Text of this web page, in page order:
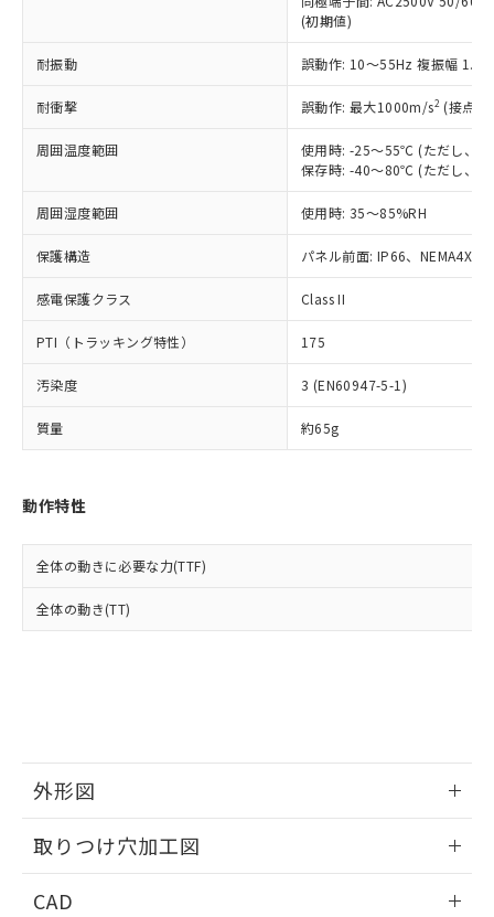
(初期値)
耐振動 誤動作: 10～55Hz 複振幅
耐衝撃 誤動作: 最大1000m/s2 (接点
周囲温度範囲
使用時: -25～55℃ (ただし、氷
保存時: -40～80℃ (ただし、氷
周囲湿度範囲 使用時: 35～85%RH
保護構造 パネル前面: IP66、NEMA4X,
感電保護クラス Class II
PTI（トラッキング特性） 175
汚染度 3 (EN60947-5-1)
質量 約65g
動作特性
全体の動きに必要な力(TTF)
全体の動き(TT)
外形図
取りつけ穴加工図
CAD
在庫状況および標準価格照会結果は、
記載している更新日時点での社内デー
タに基づき作成されるものであり、閲
覧された時点での実際の在庫および標
準価格とは異なる場合があることをご
正式な納期状況および標準価格はお客
様のお取引先、またはお客様担当のオ
ムロン制御機器販売店・当社販売員に
オムロン制御機器販売店や当社販売拠
販売ネットワーク
」をご確認
在庫状況および標準価格結果を当社の
事前の承諾なく第三者に漏洩または開
示しないようお願いします。
マイパーツ機能（部品リスト作成サー
ビス）をご利用いただくには、I-Web
メンバーズにご登録されている必要が
あります。
品・サービスに関するお客様との取
引・商談に必要な範囲で利用すること
※当社の共同利用者とは、
の共同利用に関して"
の「1.共同利
鉛(Pb) 1000ppm以下、 水銀(Hg) 1000ppm以下、 カド
類(PBB) 1000ppm以下、ポリ臭化ジフェニルエーテル類
(PBDE) 1000ppm以下、フタル酸ビス(2-エチルヘキシ
ル) (DEHP)(別名：DOP) 1000ppm以下、フタル酸ブチ
ルベンジル（BBP） 1000ppm以下、フタル酸ジブチル
（DBP） 1000ppm以下、フタル酸ジイソブチル
但し、RoHS指令で産業用監視および制御機器に対する
図的な使用がないことを確認しています。
部品在庫の切り替え状況などにより、予定
月が前後することがあります。
とができます。
EU RoHS指令（10物質）の非含有証明書
51物質の非含有証明書（当社基準）
荷製品に未対応品が混在することから備考
欄に対応日を記載しておりました。
既に当社にて対応品への在庫切替を完了
していることから、特段のことがない限
り、2022年1月12日より割愛しておりま
*中国RoHS10物質の基準値 (GB/T26572)：
Pb(鉛) :1000ppm、 Hg(水銀) : 1000ppm、 Cd(カドミウ
Cr(Ⅵ)(六価クロム) : 1000ppm、 PBBs(ポリ臭化ビフェ
ニル類) : 1000ppm、 PBDEs(ポリ臭化ジフェニルエーテ
ル類) : 1000ppm、
DBP(フタル酸ジブチル) : 1000ppm、 DIBP(フタル酸ジ
イソブチル) : 1000ppm、 BBP(フタル酸ブチルベンジ
DEHP(フタル酸ビス(2-エチルヘキシル)) : 1000ppm
「ｅ」：有害物質（10物質）のすべてが基
準値以下であることを示します。
「10」：通常の使用状況下において有害物
質が外部に漏えいし、環境に深刻な影響を
及ぼさない年数を意味します。
「－」：未確認です。当社販売部門へお問
（以下｢規制貨物等」という）を輸出
または国外への提供する場合は、日本
国政府の輸出許可(または役務取引許
可)を取得するなどの必要な手続きを
当社は規制貨物を破棄する場合は、完
全に破砕するなど、違法に輸出されな
いよう必要な手段を講じます。
当社は貴社製品を、核兵器、ミサイ
ル、化学兵器、生物兵器またはその他
武器並びにこれらの製造装置等に一切
当社は、貴社製品を第三者に販売する
場合は、上記1、2および3の内容を当
該第三者に通知します。また当社は、
販売先および販売に係わる関係者が違
法に輸出するおそれがある場合は、取
り引きをいたしません。
合意する
一定数以上の在庫あり
一定数には満たないが在庫あり
在庫なし(最新の在庫状況につ
いては、お客様のお取引先、ま
たはお客様担当のオムロン制御
機器販売店・当社販売員にご確
認ください)
受注生産機種、また在庫状況の
情報を公開していない機種